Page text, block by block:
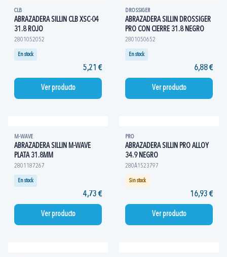
CLB
ABRAZADERA SILLIN CLB XSC-04
31.8 ROJO
2801052052
En stock
5,21 €
Ver producto
DROSSIGER
ABRAZADERA SILLIN DROSSIGER
PRO CON CIERRE 31.8 NEGRO
2801050652
En stock
6,88 €
Ver producto
M-WAVE
ABRAZADERA SILLIN M-WAVE
PLATA 31.8MM
2801187267
En stock
4,73 €
Ver producto
PRO
ABRAZADERA SILLIN PRO ALLOY
34.9 NEGRO
280A1523797
Sin stock
16,93 €
Ver producto